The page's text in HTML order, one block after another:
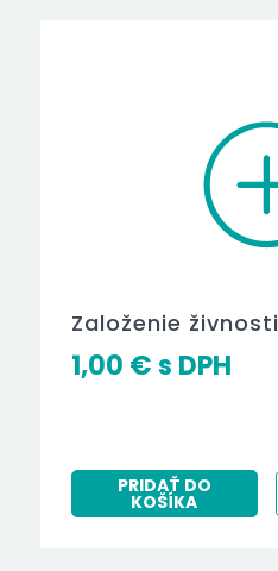
Založenie živnosti
1,00 €
PRIDAŤ DO
KOŠÍKA